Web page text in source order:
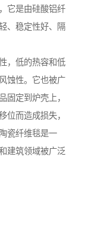
它是由硅酸铝纤
、稳定性好、隔
，低的热容和低
蚀性。它也被广
固定到炉壳上，
位而造成损失，
瓷纤维毯是一
建筑领域被广泛